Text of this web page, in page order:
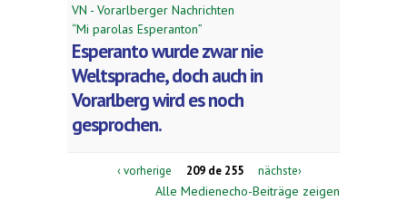
VN - Vorarlberger Nachrichten
“Mi parolas Esperanton”
Esperanto wurde zwar nie
Weltsprache, doch auch in
Vorarlberg wird es noch
gesprochen.
‹ vorherige 209 de 255 nächste›
Alle Medienecho-Beiträge zeigen